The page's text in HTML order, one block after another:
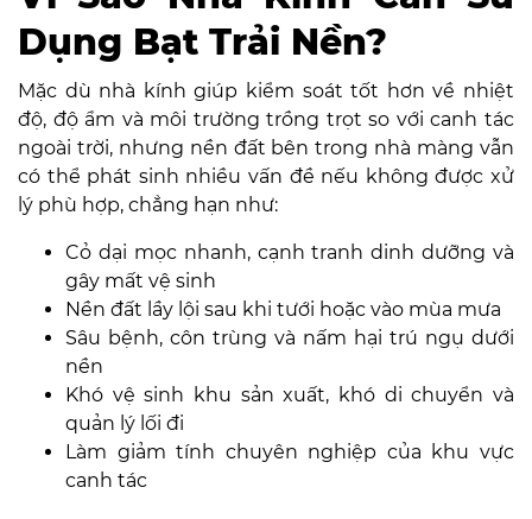
Dụng Bạt Trải Nền?
Mặc dù nhà kính giúp kiểm soát tốt hơn về nhiệt
độ, độ ẩm và môi trường trồng trọt so với canh tác
ngoài trời, nhưng nền đất bên trong nhà màng vẫn
có thể phát sinh nhiều vấn đề nếu không được xử
lý phù hợp, chẳng hạn như:
Cỏ dại mọc nhanh, cạnh tranh dinh dưỡng và
gây mất vệ sinh
Nền đất lầy lội sau khi tưới hoặc vào mùa mưa
Sâu bệnh, côn trùng và nấm hại trú ngụ dưới
nền
Khó vệ sinh khu sản xuất, khó di chuyển và
quản lý lối đi
Làm giảm tính chuyên nghiệp của khu vực
canh tác